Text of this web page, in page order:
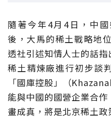
隨著今年4月4日，中
後，大馬的稀土戰略地
透社引述知情人士的話
稀土精煉廠進行初步談
「國庫控股」（
能與中國的國營企業合
畫成真，將是北京稀土